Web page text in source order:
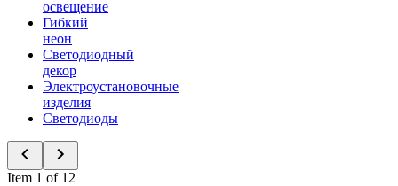
освещение
Гибкий
неон
Светодиодный
декор
Электроустановочные
изделия
Светодиоды
Item 1 of 12